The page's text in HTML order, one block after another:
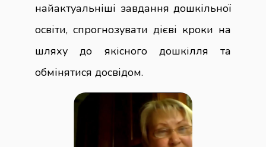
найактуальніші завдання дошкільної
освіти, спрогнозувати дієві кроки на
шляху до якісного дошкілля та
обмінятися досвідом.